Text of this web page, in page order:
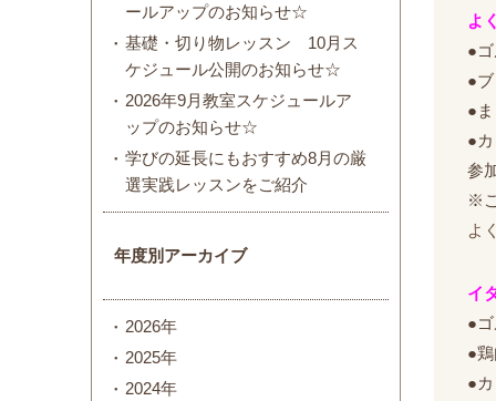
よ
●
●
●
●
参
※
よ
イ
●
●
●
ールアップのお知らせ☆
基礎・切り物レッスン 10月ス
ケジュール公開のお知らせ☆
2026年9月教室スケジュールア
ップのお知らせ☆
学びの延長にもおすすめ8月の厳
選実践レッスンをご紹介
年度別アーカイブ
2026年
2025年
2024年